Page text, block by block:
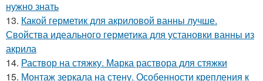
нужно знать
13. Какой герметик для акриловой ванны лучше.
Свойства идеального герметика для установки ванны из
акрила
14. Раствор на стяжку. Марка раствора для стяжки
15. Монтаж зеркала на стену. Особенности крепления к